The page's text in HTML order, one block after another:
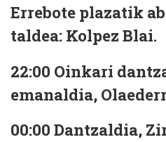
Errebote plazatik
taldea: Kolpez Blai.
22:00 Oinkari
emanaldia,
00:00 Dantzaldia,